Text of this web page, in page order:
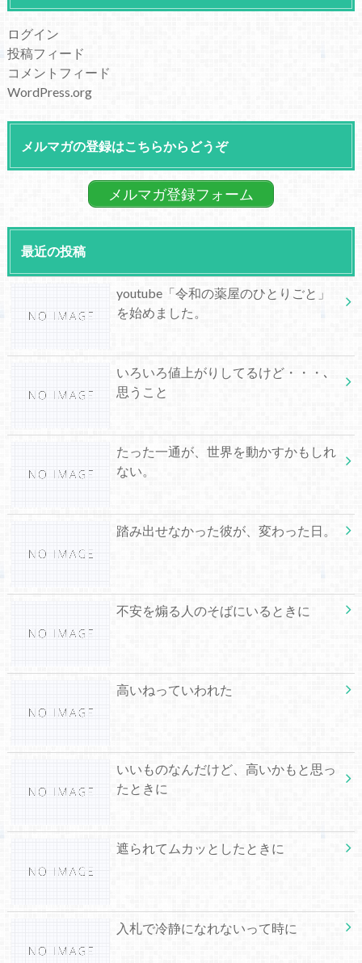
ログイン
投稿フィード
コメントフィード
WordPress.org
メルマガの登録はこちらからどうぞ
メルマガ登録フォーム
最近の投稿
youtube「令和の薬屋のひとりごと」
を始めました。
いろいろ値上がりしてるけど・・・､
思うこと
たった一通が、世界を動かすかもしれ
ない。
踏み出せなかった彼が、変わった日。
不安を煽る人のそばにいるときに
高いねっていわれた
いいものなんだけど、高いかもと思っ
たときに
遮られてムカッとしたときに
入札で冷静になれないって時に